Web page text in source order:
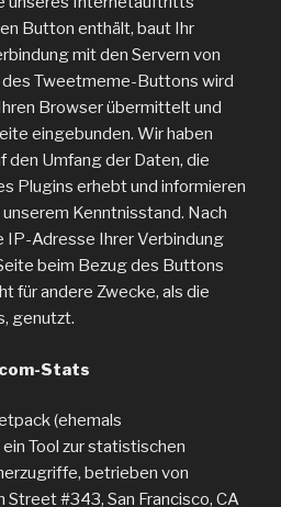
Button enthält, baut Ihr
mit den Servern von
des Tweetmeme-Buttons wird
Browser übermittelt und
eingebunden. Wir haben
den Umfang der Daten, die
Plugins erhebt und informieren
Kenntnisstand. Nach
IP-Adresse Ihrer Verbindung
beim Bezug des Buttons
für andere Zwecke, als die
genutzt.
Stats
(ehemals
Tool zur statistischen
betrieben von
#343, San Francisco, CA